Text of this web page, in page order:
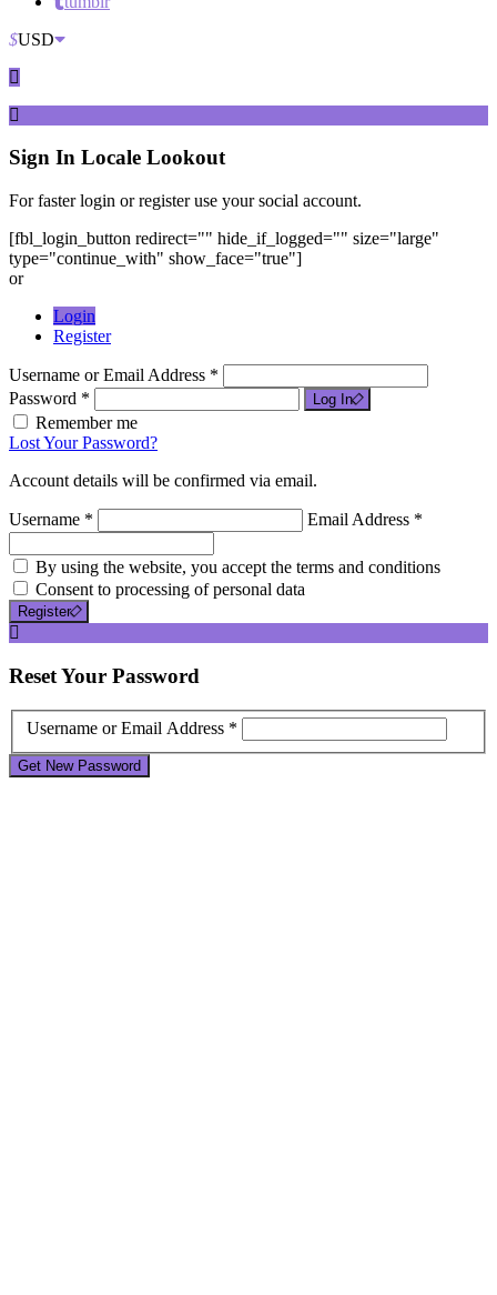
$USD
Sign In Locale Lookout
For faster login or register use your social account.
[fbl_login_button redirect="" hide_if_logged="" size="large"
type="continue_with" show_face="true"]
or
Login
Register
Username or Email Address *
Password *
Log In
Remember me
Lost Your Password?
Account details will be confirmed via email.
Username * Email Address *
By using the website, you accept the terms and conditions
Consent to processing of personal data
Register
ResetYour Password
Username or Email Address *